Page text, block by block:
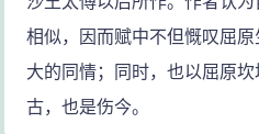
（你）遭受了世间无尽的谗
命。唉！唉！遭逢的时代不
啊，猫头鹰却在高空翱翔。
言奉承阿谀的人能得志；贤才
相似，因而赋中不但慨叹屈
大的同情；同时，也以屈原
古，也是伤今。